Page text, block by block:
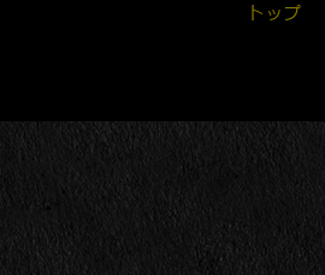
トップ